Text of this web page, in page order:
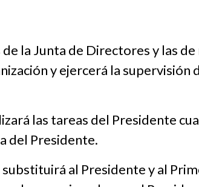
la Junta de Directores y las
y ejercerá la supervisión
las tareas del Presidente
del Presidente.
al Presidente y al